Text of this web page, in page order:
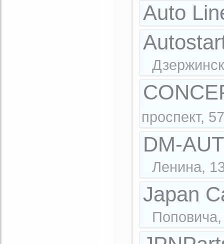
Auto
проспект,
DM-
Ленина,
Japan